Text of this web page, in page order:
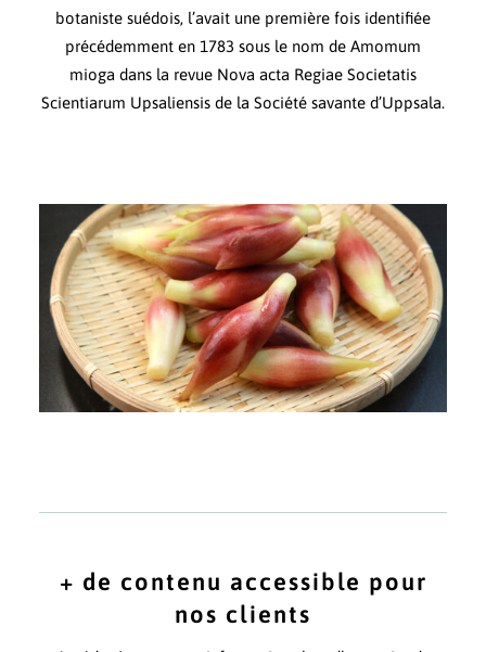
botaniste suédois, l’avait une première fois identifiée
précédemment en 1783 sous le nom de Amomum
mioga dans la revue Nova acta Regiae Societatis
Scientiarum Upsaliensis de la Société savante d’Uppsala.
+ de contenu accessible pour
nos clients